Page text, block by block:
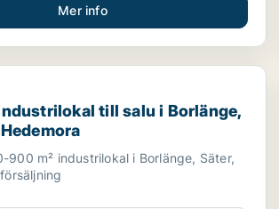
Mer info
för uthyrning i Borlänge
till salu i Borlänge, Säter
till salu i Borlänge,
900 m² industrilokal i Borlänge, Säter,